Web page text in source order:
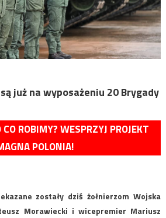
już na wyposażeniu 20 Brygady
ROBIMY? WESPRZYJ PROJEKT
POLONIA!
zostały dziś żołnierzom Wojska
Morawiecki i wicepremier Mariusz